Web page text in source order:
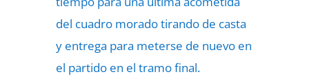
del cuadro morado tirando de casta
y entrega para meterse de nuevo en
el partido en el tramo final.